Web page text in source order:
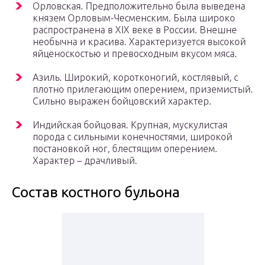
Орловская. Предположительно была выведена
князем Орловым-Чесменским. Была широко
распространена в XIX веке в России. Внешне
необычна и красива. Характеризуется высокой
яйценоскостью и превосходным вкусом мяса.
Азиль. Широкий, коротконогий, костлявый, с
плотно прилегающим оперением, приземистый.
Сильно выражен бойцовский характер.
Индийская бойцовая. Крупная, мускулистая
порода с сильными конечностями, широкой
постановкой ног, блестящим оперением.
Характер – драчливый.
Состав костного бульона